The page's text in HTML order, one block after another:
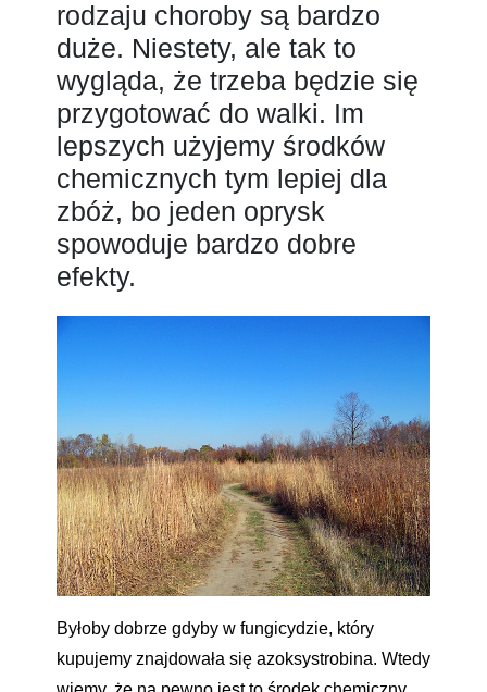
rodzaju choroby są bardzo
duże. Niestety, ale tak to
wygląda, że trzeba będzie się
przygotować do walki. Im
lepszych użyjemy środków
chemicznych tym lepiej dla
zbóż, bo jeden oprysk
spowoduje bardzo dobre
efekty.
Byłoby dobrze gdyby w fungicydzie, który
kupujemy znajdowała się azoksystrobina. Wtedy